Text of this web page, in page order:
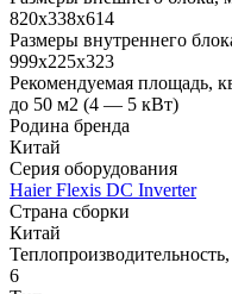
820x338x614
Размеры внутреннего
999x225x323
Рекомендуемая площадь,
до 50 м2 (4 — 5 кВт)
Родина бренда
Китай
Серия оборудования
Haier Flexis DC Inverter
Страна сборки
Китай
6